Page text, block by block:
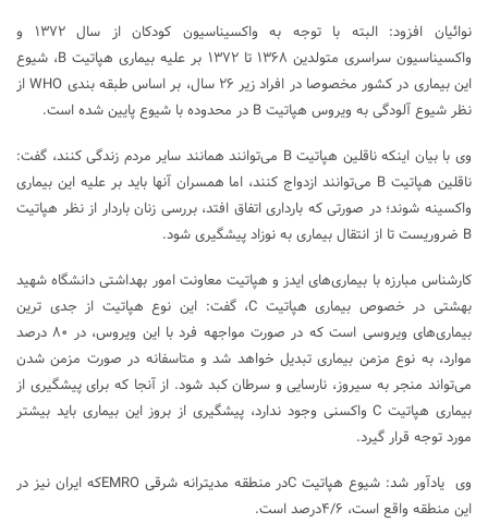
نوائیان افزود: البته با توجه به واکسیناسیون کودکان از سال ۱۳۷۲ و
واکسیناسیون سراسری متولدین ۱۳۶۸ تا ۱۳۷۲ بر علیه بیماری هپاتیت B، شیوع
این بیماری در کشور مخصوصا در افراد زیر ۲۶ سال، بر اساس طبقه بندی WHO از
نظر شیوع آلودگی به ویروس هپاتیت B در محدوده با شیوع پایین شده است.
وی با بیان اینکه ناقلین هپاتیت B می‌توانند همانند سایر مردم زندگی کنند، گفت:
ناقلین هپاتیت B می‌توانند ازدواج کنند، اما همسران آنها باید بر علیه این بیماری
واکسینه شوند؛ در صورتی که بارداری اتفاق افتد، بررسی زنان باردار از نظر هپاتیت
B ضروریست تا از انتقال بیماری به نوزاد پیشگیری شود.
کارشناس مبارزه با بیماری‌های ایدز و هپاتیت معاونت امور بهداشتی دانشگاه شهید
بهشتی در خصوص بیماری هپاتیت C، گفت: این نوع هپاتیت از جدی ترین
بیماری‌های ویروسی است که در صورت مواجهه فرد با این ویروس، در ۸۰ درصد
موارد، به نوع مزمن بیماری تبدیل خواهد شد و متاسفانه در صورت مزمن شدن
می‌تواند منجر به سیروز، نارسایی و سرطان کبد شود. از آنجا که برای پیشگیری از
بیماری هپاتیت C واکسنی وجود ندارد، پیشگیری از بروز این بیماری باید بیشتر
مورد توجه قرار گیرد.
وی یادآور شد: شیوع هپاتیت Cدر منطقه مدیترانه شرقی EMROکه ایران نیز در
این منطقه واقع است، ۴/۶درصد است.